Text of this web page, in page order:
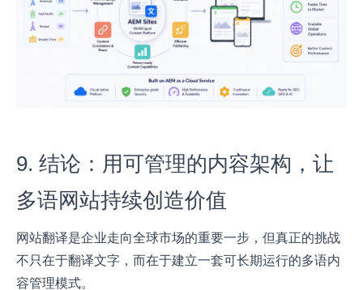
9. 结论：用可管理的内容架构，让
多语网站持续创造价值
网站翻译是企业走向全球市场的重要一步，但真正的挑战
不只在于翻译文字，而在于建立一套可长期运行的多语内
容管理模式。